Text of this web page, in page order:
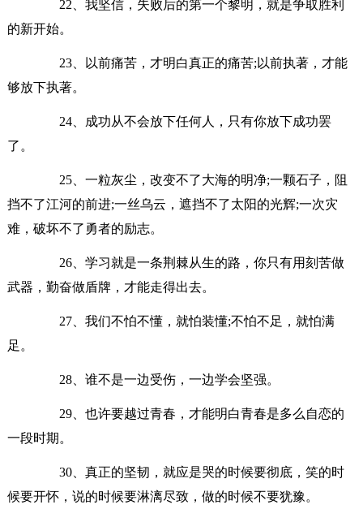
22、我坚信，失败后的第一个黎明，就是争取胜利
的新开始。
23、以前痛苦，才明白真正的痛苦;以前执著，才能
够放下执著。
24、成功从不会放下任何人，只有你放下成功罢
了。
25、一粒灰尘，改变不了大海的明净;一颗石子，阻
挡不了江河的前进;一丝乌云，遮挡不了太阳的光辉;一次灾
难，破坏不了勇者的励志。
26、学习就是一条荆棘从生的路，你只有用刻苦做
武器，勤奋做盾牌，才能走得出去。
27、我们不怕不懂，就怕装懂;不怕不足，就怕满
足。
28、谁不是一边受伤，一边学会坚强。
29、也许要越过青春，才能明白青春是多么自恋的
一段时期。
30、真正的坚韧，就应是哭的时候要彻底，笑的时
候要开怀，说的时候要淋漓尽致，做的时候不要犹豫。